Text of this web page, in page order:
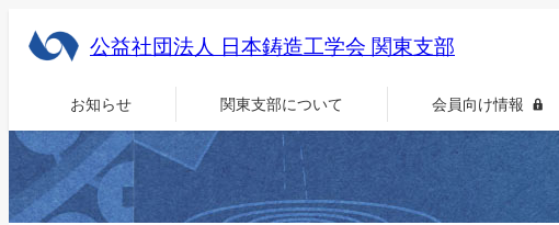
公益社団法人 日本鋳造工学会 関東支部
お知らせ 関東支部について 会員向け情報